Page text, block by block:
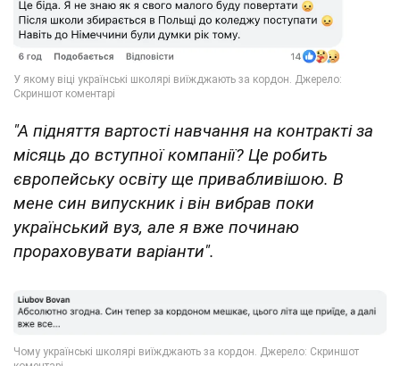
"А підняття вартості навчання на контракті за
місяць до вступної компанії? Це робить
європейську освіту ще привабливішою. В
мене син випускник і він вибрав поки
український вуз, але я вже починаю
прораховувати варіанти".